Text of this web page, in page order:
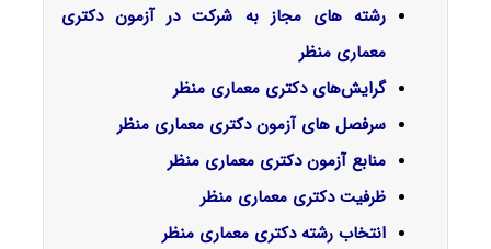
رشته های مجاز به شرکت در آزمون دکتری
معماری منظر
گرایش‌های دکتری معماری منظر
سرفصل‌ های آزمون دکتری معماری منظر
منابع آزمون دکتری معماری منظر
ظرفیت دکتری معماری منظر
انتخاب رشته دکتری معماری منظر